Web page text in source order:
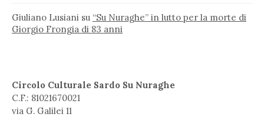
Giuliano Lusiani su “Su Nuraghe” in lutto per la morte di
Giorgio Frongia di 83 anni
Circolo Culturale Sardo Su Nuraghe
C.F.: 81021670021
via G. Galilei 11